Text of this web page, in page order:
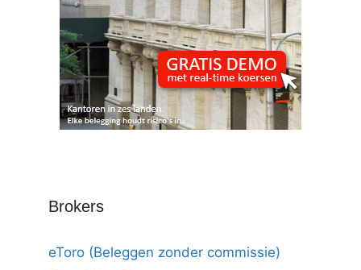
Brokers
eToro (Beleggen zonder commissie)